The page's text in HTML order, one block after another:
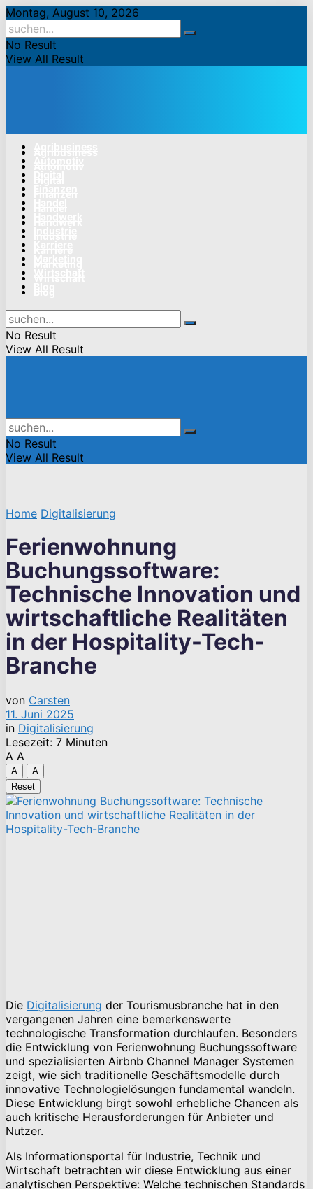
Montag, August 10, 2026
No Result
View All Result
No Result
View All Result
No Result
View All Result
Home Digitalisierung
Ferienwohnung
Buchungssoftware:
Technische Innovation und
wirtschaftliche Realitäten
in der Hospitality-Tech-
Branche
von Carsten
11. Juni 2025
in Digitalisierung
Lesezeit: 7 Minuten
A A
A
A
Reset
Die Digitalisierung der Tourismusbranche hat in den
vergangenen Jahren eine bemerkenswerte
technologische Transformation durchlaufen. Besonders
die Entwicklung von Ferienwohnung Buchungssoftware
und spezialisierten Airbnb Channel Manager Systemen
zeigt, wie sich traditionelle Geschäftsmodelle durch
innovative Technologielösungen fundamental wandeln.
Diese Entwicklung birgt sowohl erhebliche Chancen als
auch kritische Herausforderungen für Anbieter und
Nutzer.
Als Informationsportal für Industrie, Technik und
Wirtschaft betrachten wir diese Entwicklung aus einer
analytischen Perspektive: Welche technischen Standards